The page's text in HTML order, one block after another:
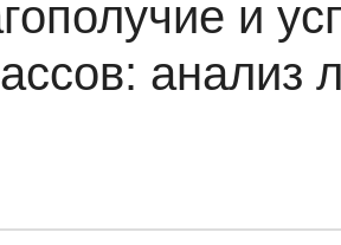
и
анализ